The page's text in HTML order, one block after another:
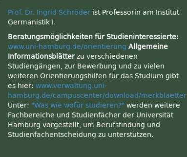
Prof. Dr. Ingrid Schröder ist Professorin am Institut
Germanistik I.
Beratungsmöglichkeiten für Studieninteressierte:
www.uni-hamburg.de/orientierung Allgemeine
Informationsblätterzu verschiedenen
Studiengängen, zur Bewerbung und zu vielen
weiteren Orientierungshilfen für das Studium gibt
es hier: www.verwaltung.uni-
hamburg.de/campuscenter/download/merkblaetter
Unter: "Was wie wofür studieren?" werden weitere
Fachbereiche und Studienfächer der Universität
Hamburg vorgestellt, um Berufsfindung und
Studienfachentscheidung zu unterstützen.